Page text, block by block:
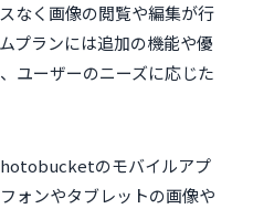
なく画像の閲覧や編集が行
プランには追加の機能や優
ユーザーのニーズに応じた
のモバイルアプ
ォンやタブレットの画像や